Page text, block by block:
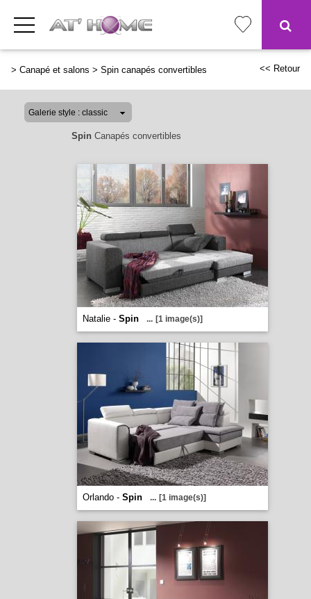
> Canapé et salons > Spin canapés convertibles << Retour
Spin Canapés convertibles
Natalie - Spin ... [1 image(s)]
Orlando - Spin ... [1 image(s)]